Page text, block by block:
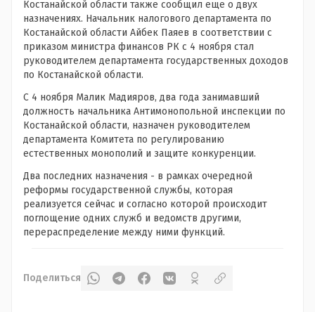
Костанайской области также сообщил еще о двух
назначениях. Начальник налогового департамента по
Костанайской области Айбек Паяев в соответствии с
приказом министра финансов РК с 4 ноября стал
руководителем департамента государственных доходов
по Костанайской области.
С 4 ноября Малик Мадияров, два года занимавший
должность начальника Антимонопольной инспекции по
Костанайской области, назначен руководителем
департамента Комитета по регулированию
естественных монополий и защите конкуренции.
Два последних назначения - в рамках очередной
реформы государственной службы, которая
реализуется сейчас и согласно которой происходит
поглощение одних служб и ведомств другими,
перераспределение между ними функций.
Поделиться